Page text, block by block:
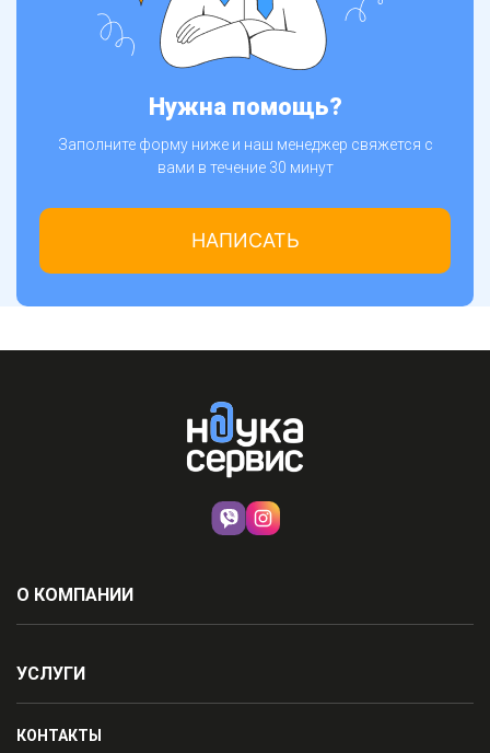
Нужна помощь?
Заполните форму ниже и наш менеджер свяжется с
вами в течение 30 минут
НАПИСАТЬ
О КОМПАНИИ
УСЛУГИ
КОНТАКТЫ